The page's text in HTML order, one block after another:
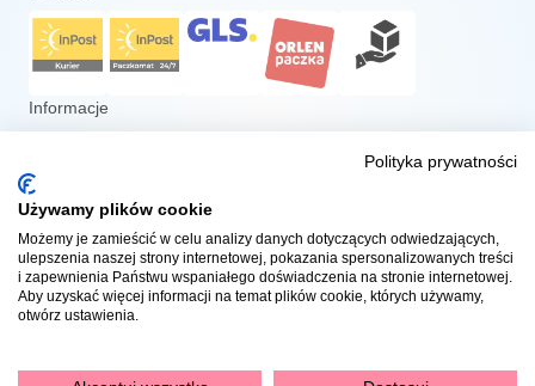
Informacje
Zwroty i reklamacje
Program lojalnościowy
Regulamin
Polityka prywatności
Polityka plików cookies
Dołącz do nas
Polityka prywatności
Używamy plików cookie
Możemy je zamieścić w celu analizy danych dotyczących odwiedzających,
ulepszenia naszej strony internetowej, pokazania spersonalizowanych treści
i zapewnienia Państwu wspaniałego doświadczenia na stronie internetowej.
Aby uzyskać więcej informacji na temat plików cookie, których używamy,
otwórz ustawienia.